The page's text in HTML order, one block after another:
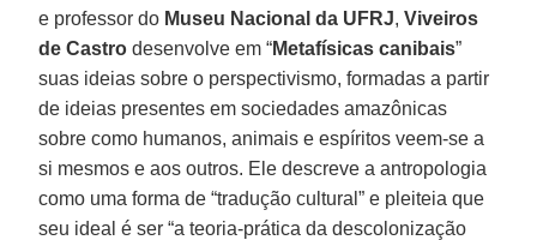
e professor do Museu Nacional da UFRJ,Viveiros
de Castro desenvolve em “Metafísicas canibais”
suas ideias sobre o perspectivismo, formadas a partir
de ideias presentes em sociedades amazônicas
sobre como humanos, animais e espíritos veem-se a
si mesmos e aos outros. Ele descreve a antropologia
como uma forma de “tradução cultural” e pleiteia que
seu ideal é ser “a teoria-prática da descolonização